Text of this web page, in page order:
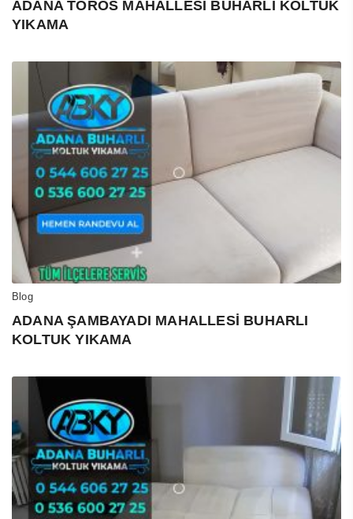
ADANA TOROS MAHALLESİ BUHARLI KOLTUK
YIKAMA
Blog
ADANA ŞAMBAYADI MAHALLESİ BUHARLI
KOLTUK YIKAMA